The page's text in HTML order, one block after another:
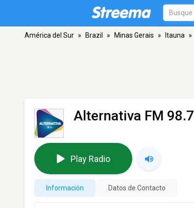
América del Sur » Brazil » Minas Gerais » Itauna »
Alternativa FM 98.7
Play Radio
Información Datos de Contacto